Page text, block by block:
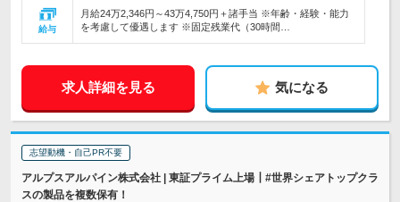
給与
月給24万2,346円～43万4,750円＋諸手当 ※年齢・経験・能力
を考慮して優遇します ※固定残業代（30時間…
求人詳細を見る 気になる
志望動機・自己PR不要
アルプスアルパイン株式会社 | 東証プライム上場┃#世界シェアトップクラ
スの製品を複数保有！